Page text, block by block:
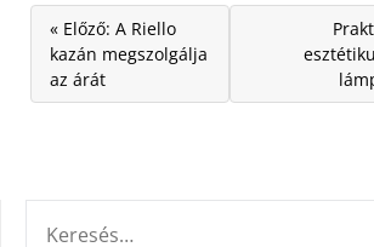
« Előző: A Riello
kazán megszolgálja
az árát